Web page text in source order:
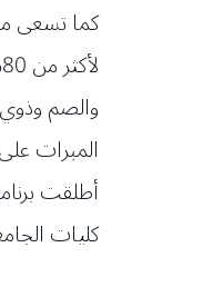
كما تسعى
والصم
المبرات
أطلقت
كليات